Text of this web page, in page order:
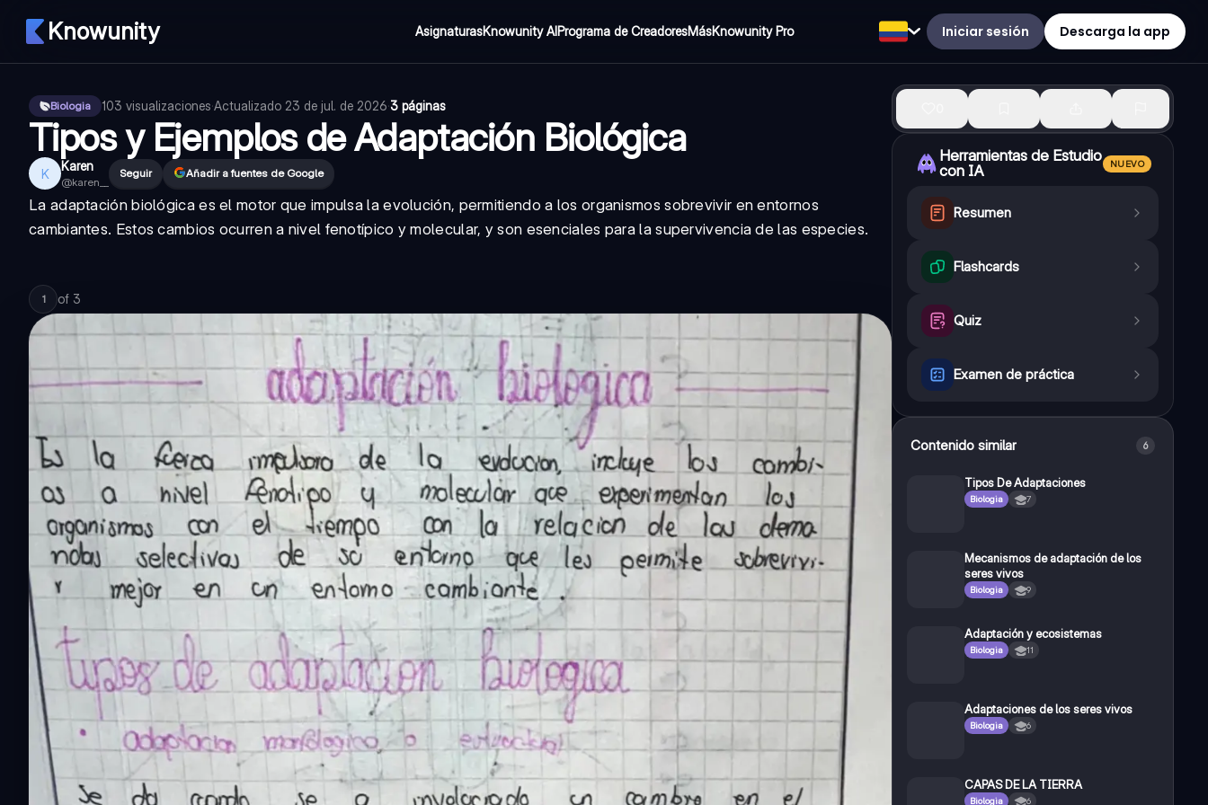
Knowunity AsignaturasKnowunity AIPrograma de CreadoresMásKnowunity Pro Iniciar sesión Descarga la app
Biologia 103 visualizaciones·Actualizado 23 de jul. de 2026·3 páginas
Tipos y Ejemplos de Adaptación Biológica
K Karen
@karen__
Seguir Añadir a fuentes de Google
La adaptación biológica es el motor que impulsa la evolución, permitiendo a los organismos sobrevivir en entornos
cambiantes. Estos cambios ocurren a nivel fenotípico y molecular, y son esenciales para la supervivencia de las especies.
1 of 3
Herramientas de Estudio
con IA
NUEVO
Resumen
Flashcards
Quiz
Examen de práctica
Contenido similar 6
Tipos De Adaptaciones
Biologia 7
Mecanismos de adaptación de los
seres vivos
Biologia 9
Adaptación y ecosistemas
Biologia 11
Adaptaciones de los seres vivos
Biologia 6
CAPAS DE LA TIERRA
Biologia 6